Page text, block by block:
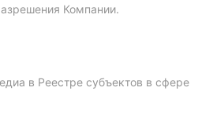
Компании.
в Реестре субъектов в сфере